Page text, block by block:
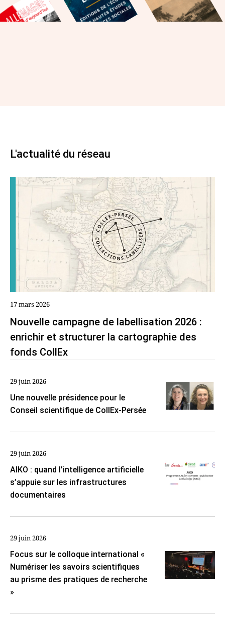
L'actualité du réseau
17 mars 2026
Nouvelle campagne de labellisation 2026 :
enrichir et structurer la cartographie des
fonds CollEx
29 juin 2026
Une nouvelle présidence pour le
Conseil scientifique de CollEx-Persée
29 juin 2026
AIKO : quand l’intelligence artificielle
s’appuie sur les infrastructures
documentaires
29 juin 2026
Focus sur le colloque international «
Numériser les savoirs scientifiques
au prisme des pratiques de recherche
»